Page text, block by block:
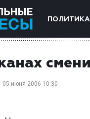
ПОЛИТИКА
05 июня 2006 10:30